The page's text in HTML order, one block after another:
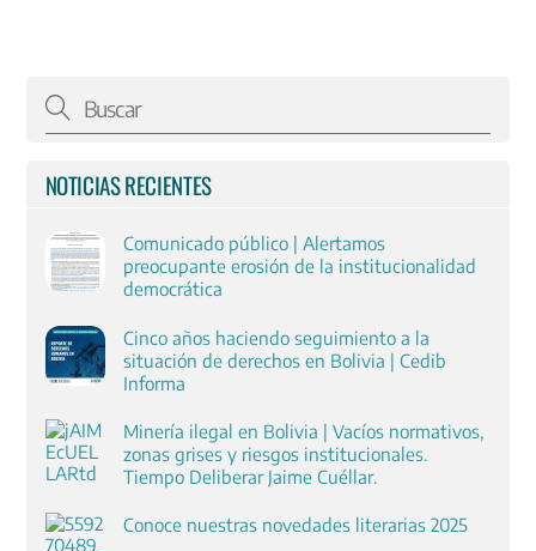
NOTICIAS RECIENTES
Comunicado público | Alertamos
preocupante erosión de la institucionalidad
democrática
Cinco años haciendo seguimiento a la
situación de derechos en Bolivia | Cedib
Informa
Minería ilegal en Bolivia | Vacíos normativos,
zonas grises y riesgos institucionales.
Tiempo Deliberar Jaime Cuéllar.
Conoce nuestras novedades literarias 2025